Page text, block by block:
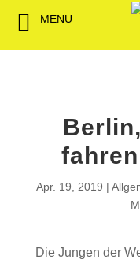
Apr. 19, 2019
Die Jungen der
MENU
Back
Spielbetrieb
Back
Back
Back
FWD